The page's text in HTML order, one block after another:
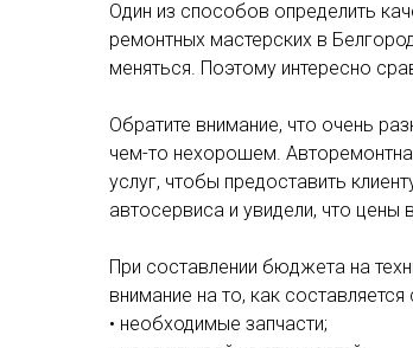
Один из способов определить
ремонтных мастерских в
меняться. Поэтому интересно
Обратите внимание, что очень
чем-то нехорошем.
услуг, чтобы предоставить
автосервиса и увидели, что
При составлении бюджета на
внимание на то, как
• необходимые запчасти;